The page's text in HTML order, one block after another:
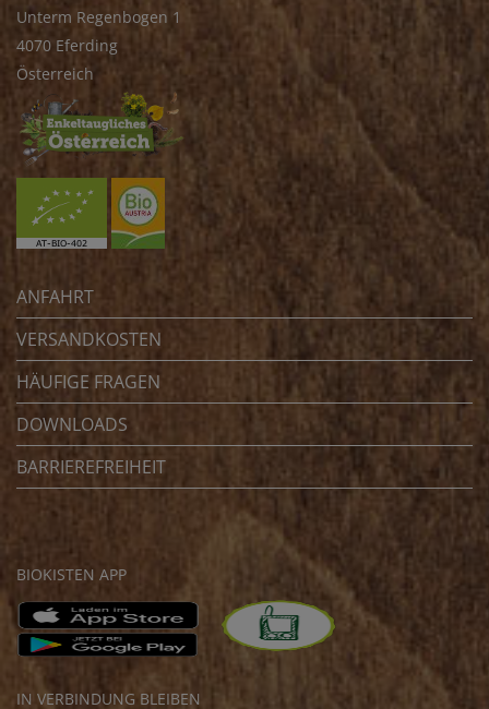
Unterm Regenbogen 1
4070 Eferding
Österreich
ANFAHRT
VERSANDKOSTEN
HÄUFIGE FRAGEN
DOWNLOADS
BARRIEREFREIHEIT
BIOKISTEN APP
IN VERBINDUNG BLEIBEN